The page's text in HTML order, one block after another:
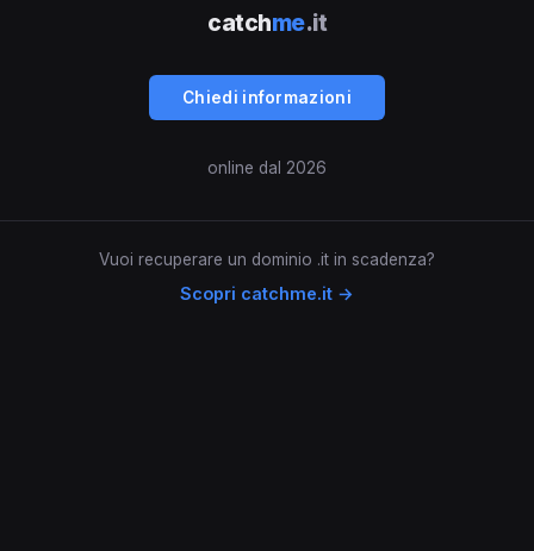
catchme.it
Chiedi informazioni
online dal 2026
Vuoi recuperare un dominio .it in scadenza?
Scopri catchme.it →